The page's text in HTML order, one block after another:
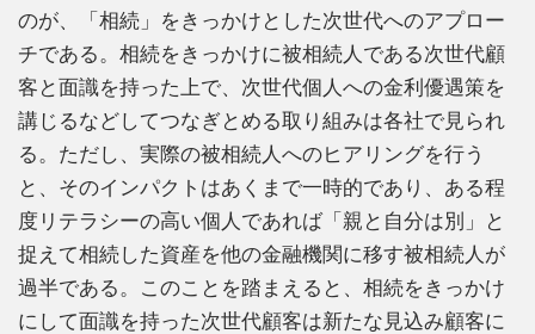
のが、「相続」をきっかけとした次世代へのアプロー
チである。相続をきっかけに被相続人である次世代顧
客と面識を持った上で、次世代個人への金利優遇策を
講じるなどしてつなぎとめる取り組みは各社で見られ
る。ただし、実際の被相続人へのヒアリングを行う
と、そのインパクトはあくまで一時的であり、ある程
度リテラシーの高い個人であれば「親と自分は別」と
捉えて相続した資産を他の金融機関に移す被相続人が
過半である。このことを踏まえると、相続をきっかけ
にして面識を持った次世代顧客は新たな見込み顧客に